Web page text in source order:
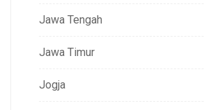
Jawa Tengah
Jawa Timur
Jogja